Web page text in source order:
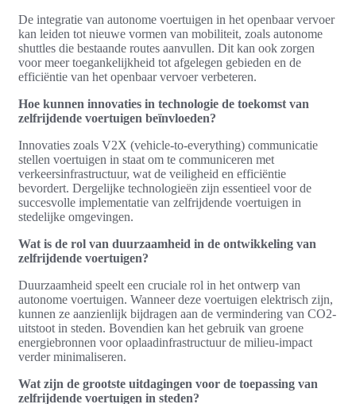
De integratie van autonome voertuigen in het openbaar vervoer
kan leiden tot nieuwe vormen van mobiliteit, zoals autonome
shuttles die bestaande routes aanvullen. Dit kan ook zorgen
voor meer toegankelijkheid tot afgelegen gebieden en de
efficiëntie van het openbaar vervoer verbeteren.
Hoe kunnen innovaties in technologie de toekomst van
zelfrijdende voertuigen beïnvloeden?
Innovaties zoals V2X (vehicle-to-everything) communicatie
stellen voertuigen in staat om te communiceren met
verkeersinfrastructuur, wat de veiligheid en efficiëntie
bevordert. Dergelijke technologieën zijn essentieel voor de
succesvolle implementatie van zelfrijdende voertuigen in
stedelijke omgevingen.
Wat is de rol van duurzaamheid in de ontwikkeling van
zelfrijdende voertuigen?
Duurzaamheid speelt een cruciale rol in het ontwerp van
autonome voertuigen. Wanneer deze voertuigen elektrisch zijn,
kunnen ze aanzienlijk bijdragen aan de vermindering van CO2-
uitstoot in steden. Bovendien kan het gebruik van groene
energiebronnen voor oplaadinfrastructuur de milieu-impact
verder minimaliseren.
Wat zijn de grootste uitdagingen voor de toepassing van
zelfrijdende voertuigen in steden?